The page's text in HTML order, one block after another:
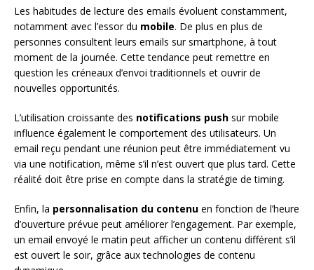
Les habitudes de lecture des emails évoluent constamment,
notamment avec l’essor du mobile. De plus en plus de
personnes consultent leurs emails sur smartphone, à tout
moment de la journée. Cette tendance peut remettre en
question les créneaux d’envoi traditionnels et ouvrir de
nouvelles opportunités.
L’utilisation croissante des notifications push sur mobile
influence également le comportement des utilisateurs. Un
email reçu pendant une réunion peut être immédiatement vu
via une notification, même s’il n’est ouvert que plus tard. Cette
réalité doit être prise en compte dans la stratégie de timing.
Enfin, la personnalisation du contenu en fonction de l’heure
d’ouverture prévue peut améliorer l’engagement. Par exemple,
un email envoyé le matin peut afficher un contenu différent s’il
est ouvert le soir, grâce aux technologies de contenu